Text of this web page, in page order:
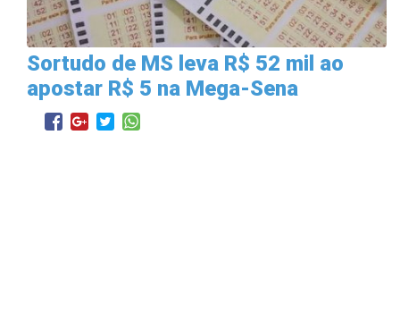
Sortudo de MS leva R$ 52 mil ao
apostar R$ 5 na Mega-Sena